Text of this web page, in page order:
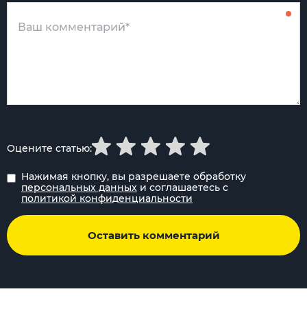
Нажимая кнопку, вы разрешаете обработку
персональных данных и соглашаетесь с
политикой конфиденциальности
Оставить комментарий
Оцените статью: